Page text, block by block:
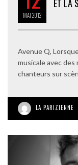
MAI2012
ET LA
Avenue Q,
musicale avec
chanteurs sur
LA PARIZIENNE